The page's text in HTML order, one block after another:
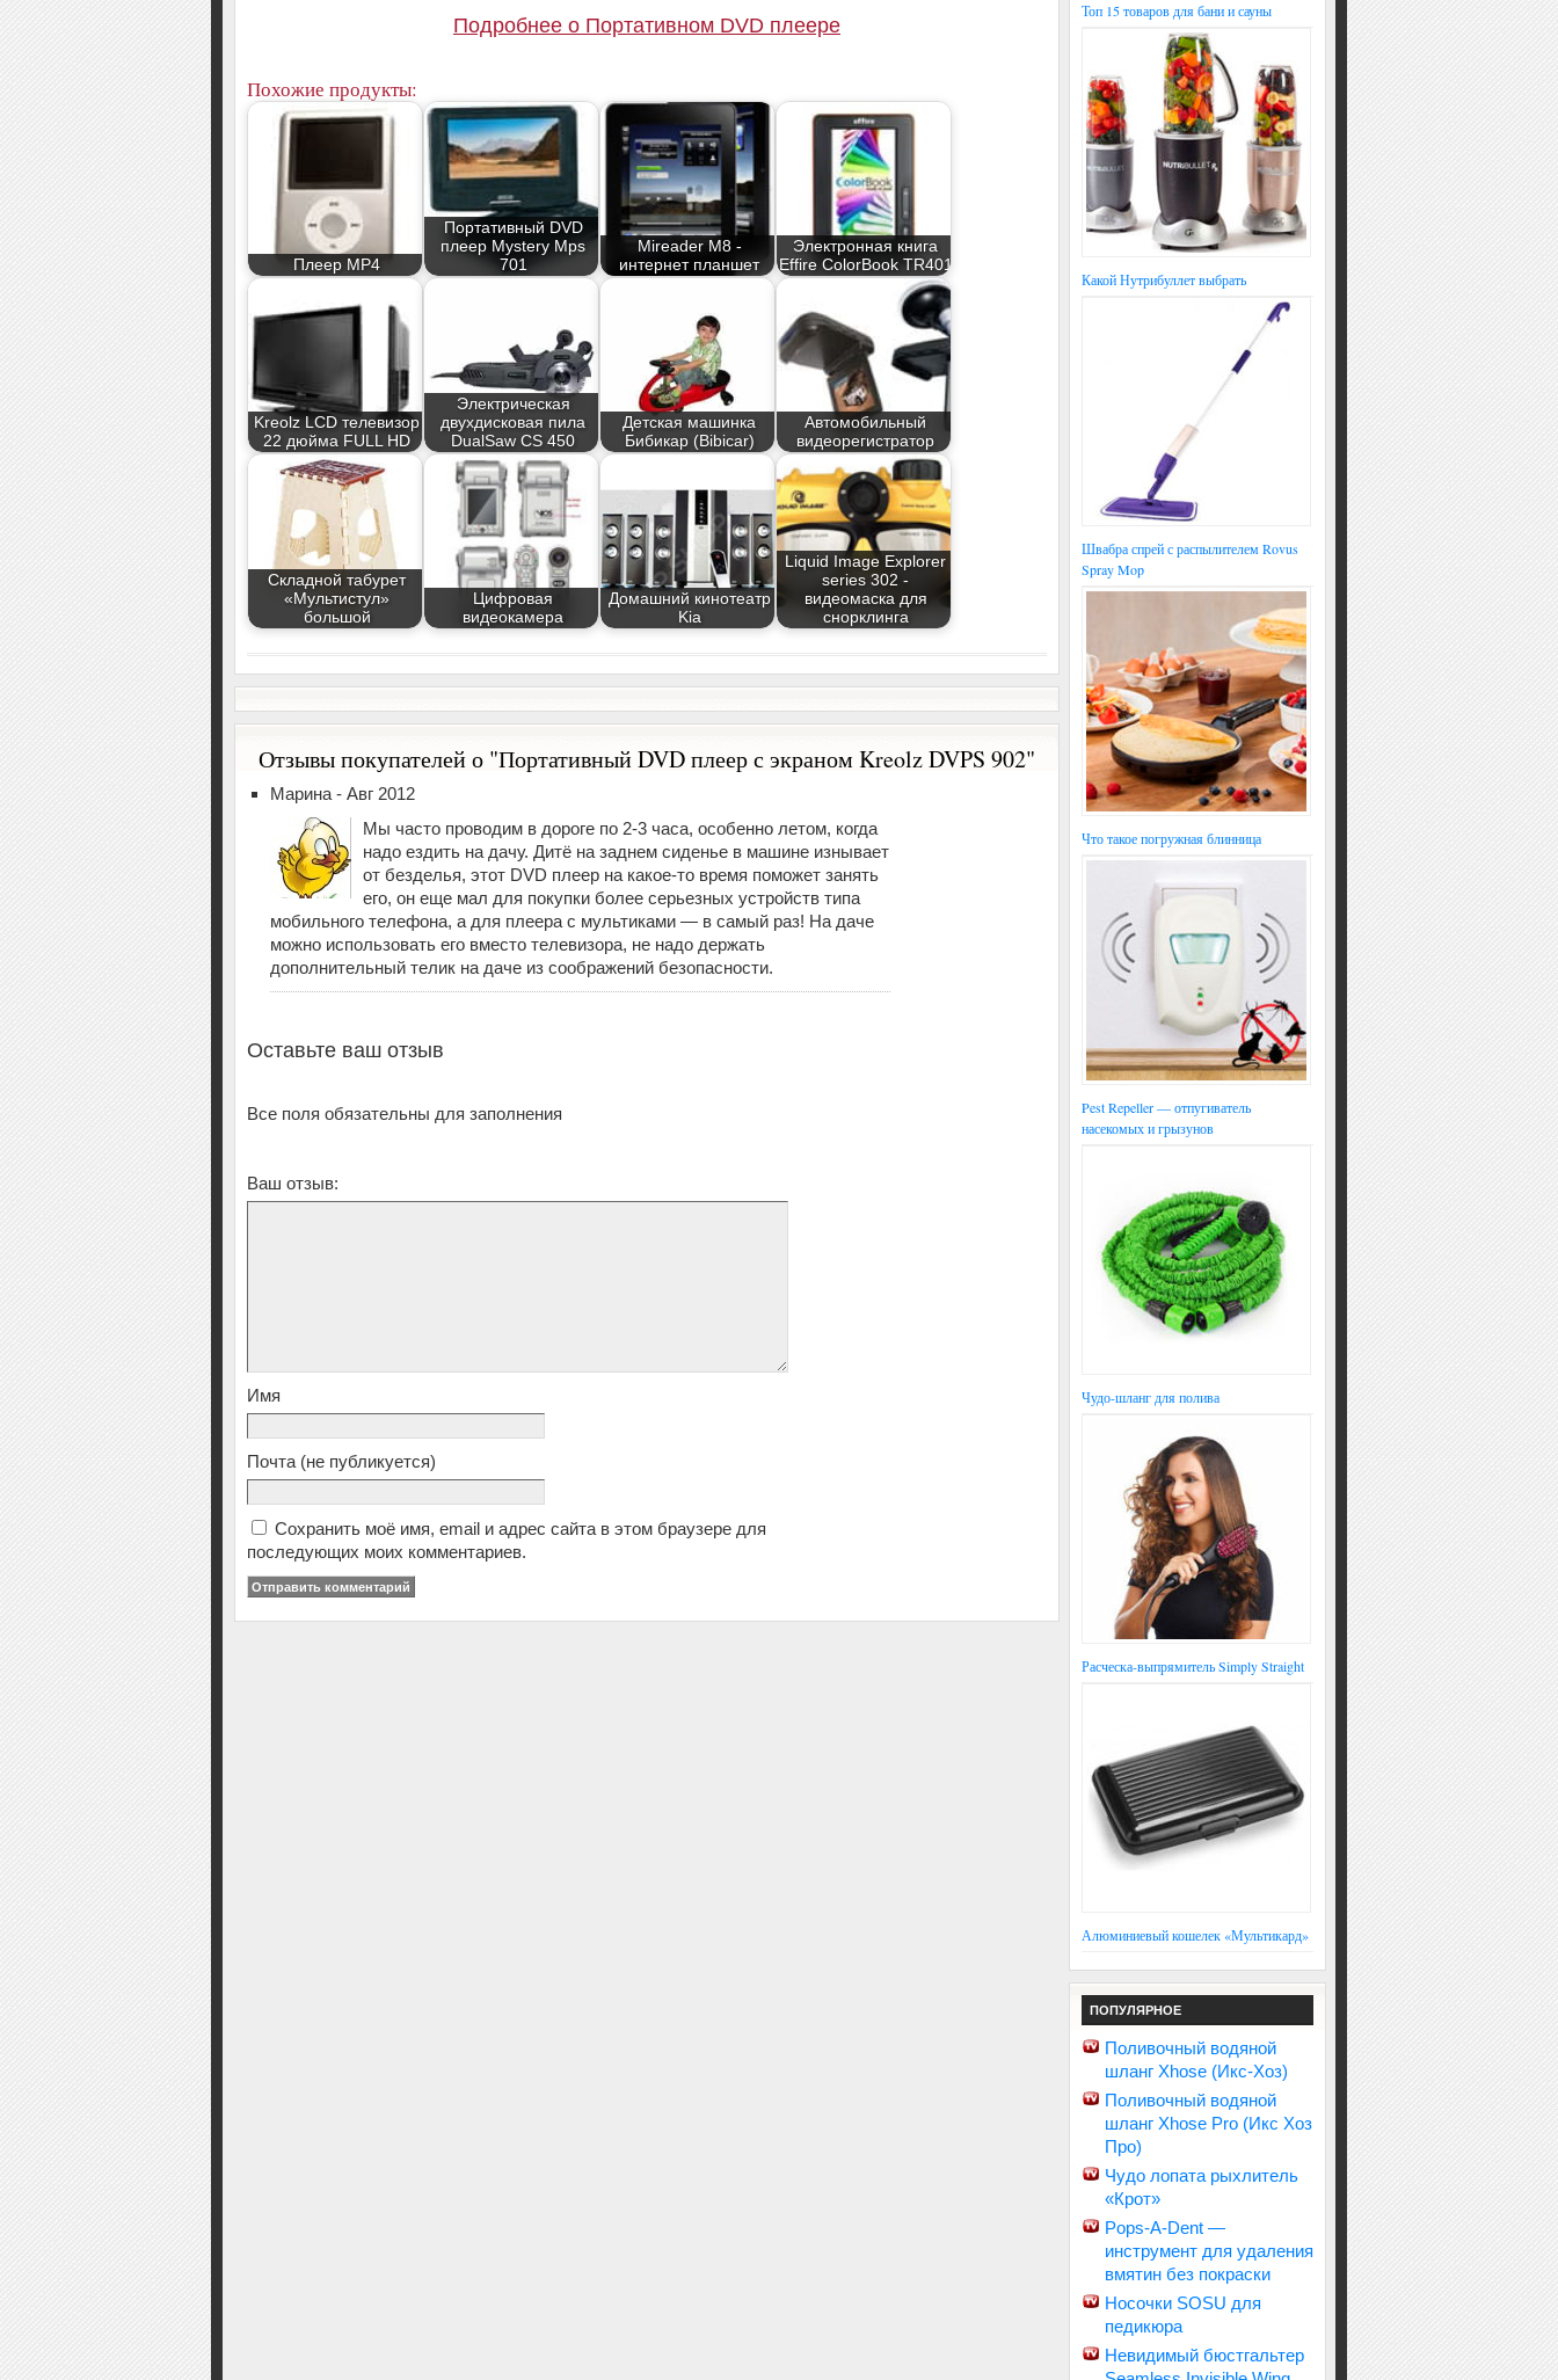
Подробнее о Портативном DVD плеере
Похожие продукты:
Плеер MP4
Портативный DVD
плеер Mystery Mps
701
Mireader M8 -
интернет планшет
Электронная книга
Effire ColorBook TR401
Kreolz LCD телевизор
22 дюйма FULL HD
Электрическая
двухдисковая пила
DualSaw CS 450
Детская машинка
Бибикар (Bibicar)
Автомобильный
видеорегистратор
Складной табурет
«Мультистул»
большой
Цифровая
видеокамера
Домашний кинотеатр
Kia
Liquid Image Explorer
series 302 -
видеомаска для
снорклинга
Отзывы покупателей о "Портативный DVD плеер с экраном Kreolz DVPS 902"
Марина - Авг 2012
Мы часто проводим в дороге по 2-3 часа, особенно летом, когда
надо ездить на дачу. Дитё на заднем сиденье в машине изнывает
от безделья, этот DVD плеер на какое-то время поможет занять
его, он еще мал для покупки более серьезных устройств типа
мобильного телефона, а для плеера с мультиками — в самый раз! На даче
можно использовать его вместо телевизора, не надо держать
дополнительный телик на даче из соображений безопасности.
Оставьте ваш отзыв
Все поля обязательны для заполнения
Ваш отзыв:
Имя
Почта (не публикуется)
Сохранить моё имя, email и адрес сайта в этом браузере для
последующих моих комментариев.
Топ 15 товаров для бани и сауны
Какой Нутрибуллет выбрать
Швабра спрей с распылителем Rovus
Spray Mop
Что такое погружная блинница
Pest Repeller — отпугиватель
насекомых и грызунов
Чудо-шланг для полива
Расческа-выпрямитель Simply Straight
Алюминиевый кошелек «Мультикард»
ПОПУЛЯРНОЕ
Поливочный водяной
шланг Xhose (Икс-Хоз)
Поливочный водяной
шланг Xhose Pro (Икс Хоз
Про)
Чудо лопата рыхлитель
«Крот»
Pops-A-Dent —
инструмент для удаления
вмятин без покраски
Носочки SOSU для
педикюра
Невидимый бюстгальтер